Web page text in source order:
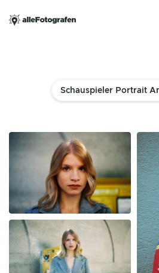
Schauspieler Portrait